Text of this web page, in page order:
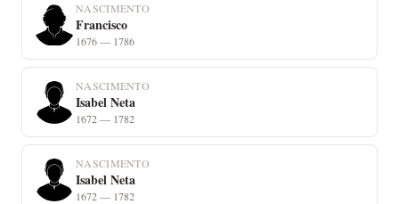
NASCIMENTO
Francisco
1676 — 1786
NASCIMENTO
Isabel Neta
1672 — 1782
NASCIMENTO
Isabel Neta
1672 — 1782